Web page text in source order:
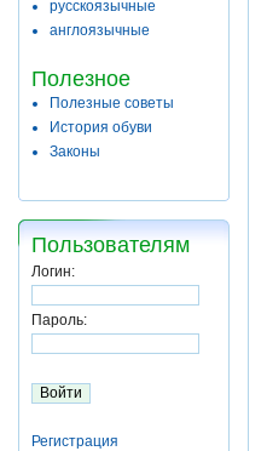
русскоязычные
англоязычные
Полезное
Полезные советы
История обуви
Законы
Пользователям
Логин:
Пароль:
Регистрация